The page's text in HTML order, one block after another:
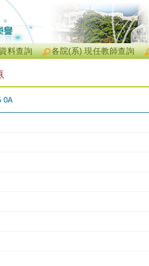
各院(系) 現任教師查詢
料查詢
0A